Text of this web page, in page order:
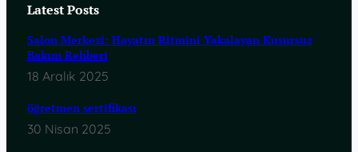
Latest Posts
Salon Merkezi: Hayatın Ritmini Yakalayan Kusursuz
Bakım Rehberi
18 Aralık 2025
öğretmen sertifikası
30 Nisan 2025